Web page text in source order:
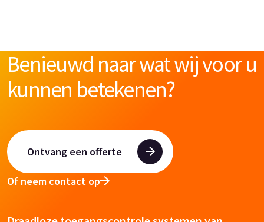
Benieuwd naar wat wij voor u
kunnen betekenen?
Ontvang een offerte
Of neem contact op